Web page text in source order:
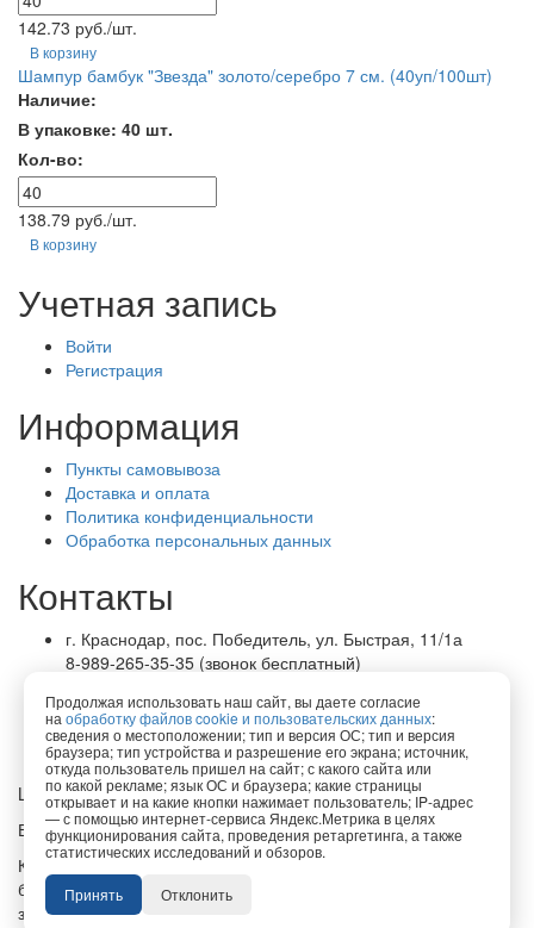
142.73 руб./шт.
В корзину
Шампур бамбук "Звезда" золото/серебро 7 см. (40уп/100шт)
Наличие:
В упаковке: 40 шт.
Кол-во:
138.79 руб./шт.
В корзину
Учетная запись
Войти
Регистрация
Информация
Пункты самовывоза
Доставка и оплата
Политика конфиденциальности
Обработка персональных данных
Контакты
г. Краснодар, пос. Победитель, ул. Быстрая, 11/1а
8-989-265-35-35 (звонок бесплатный)
office@lirapack.com
Посмотреть на карте
Lirapack ©2026 Все права защищены.
Все торговые марки принадлежат их владельцам
Копирование составляющих частей сайта в какой бы то ни
было форме без разрешения владельца авторских прав
запрещено
Продолжая использовать наш сайт, вы даете согласие
на обработку файлов cookie и пользовательских данных:
сведения о местоположении; тип и версия ОС; тип и версия
браузера; тип устройства и разрешение его экрана; источник,
откуда пользователь пришел на сайт; с какого сайта или
по какой рекламе; язык ОС и браузера; какие страницы
открывает и на какие кнопки нажимает пользователь; IP-адрес
— с помощью интернет-сервиса Яндекс.Метрика в целях
функционирования сайта, проведения ретаргетинга, а также
статистических исследований и обзоров.
Принять Отклонить